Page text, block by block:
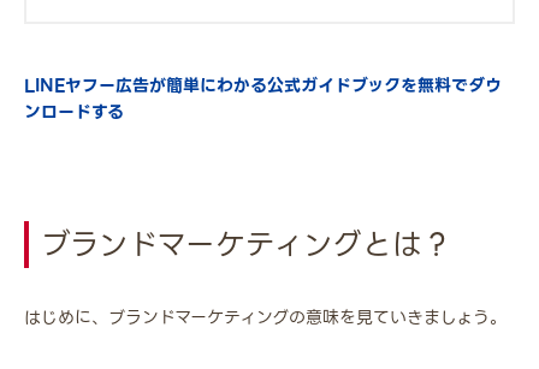
LINEヤフー広告が簡単にわかる公式ガイドブックを無料でダウ
ンロードする
ブランドマーケティングとは？
はじめに、ブランドマーケティングの意味を見ていきましょう。